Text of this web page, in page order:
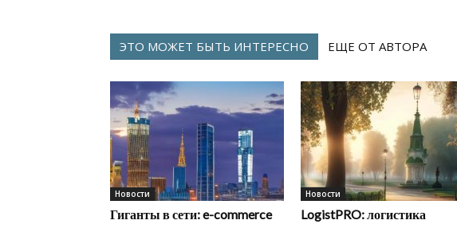
ЭТО МОЖЕТ БЫТЬ ИНТЕРЕСНО ЕЩЕ ОТ АВТОРА
Новости
Гиганты в сети: e-commerce
Новости
LogistPRO: логистика